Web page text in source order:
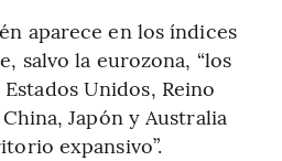
aparece en los índices
salvo la eurozona, “los
Unidos, Reino
Japón y Australia
expansivo”.